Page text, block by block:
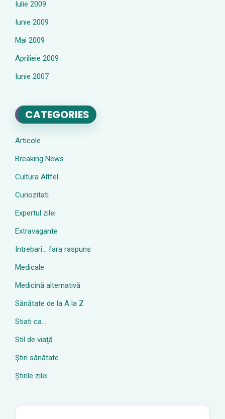
Iulie 2009
Iunie 2009
Mai 2009
Aprilieie 2009
Iunie 2007
CATEGORIES
Articole
Breaking News
Cultura Altfel
Curiozitati
Expertul zilei
Extravagante
Intrebari… fara raspuns
Medicale
Medicină alternativă
Sănătate de la A la Z
Stiati ca…
Stil de viaţă
Ştiri sănătate
Știrile zilei